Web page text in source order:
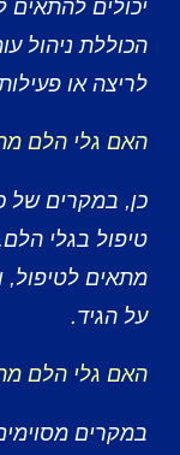
יכולים להתאים
הכוללת ניהול
לריצה או
האם גלי הלם
כן, במקרים של
טיפול בגלי
מתאים לטיפול,
על הגיד.
האם גלי הלם
במקרים